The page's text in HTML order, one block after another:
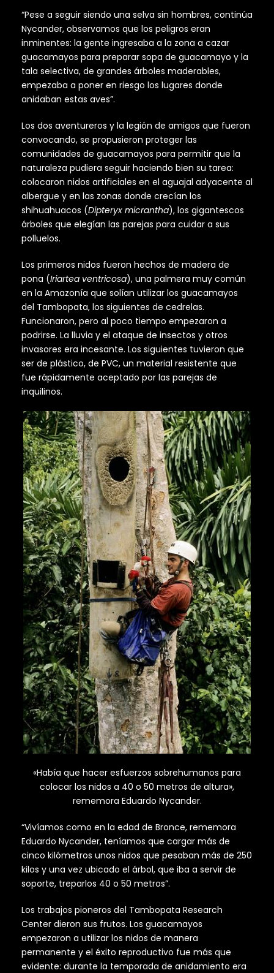
“Pese a seguir siendo una selva sin hombres, continúa
Nycander, observamos que los peligros eran
inminentes: la gente ingresaba a la zona a cazar
guacamayos para preparar sopa de guacamayo y la
tala selectiva, de grandes árboles maderables,
empezaba a poner en riesgo los lugares donde
anidaban estas aves”.
Los dos aventureros y la legión de amigos que fueron
convocando, se propusieron proteger las
comunidades de guacamayos para permitir que la
naturaleza pudiera seguir haciendo bien su tarea:
colocaron nidos artificiales en el aguajal adyacente al
albergue y en las zonas donde crecían los
shihuahuacos (Dipteryx micrantha), los gigantescos
árboles que elegían las parejas para cuidar a sus
polluelos.
Los primeros nidos fueron hechos de madera de
pona (Iriartea ventricosa), una palmera muy común
en la Amazonía que solían utilizar los guacamayos
del Tambopata, los siguientes de cedrelas.
Funcionaron, pero al poco tiempo empezaron a
podrirse. La lluvia y el ataque de insectos y otros
invasores era incesante. Los siguientes tuvieron que
ser de plástico, de PVC, un material resistente que
fue rápidamente aceptado por las parejas de
inquilinos.
«Había que hacer esfuerzos sobrehumanos para
colocar los nidos a 40 o 50 metros de altura»,
rememora Eduardo Nycander.
“Vivíamos como en la edad de Bronce, rememora
Eduardo Nycander, teníamos que cargar más de
cinco kilómetros unos nidos que pesaban más de 250
kilos y una vez ubicado el árbol, que iba a servir de
soporte, treparlos 40 o 50 metros”.
Los trabajos pioneros del Tambopata Research
Center dieron sus frutos. Los guacamayos
empezaron a utilizar los nidos de manera
permanente y el éxito reproductivo fue más que
evidente: durante la temporada de anidamiento era